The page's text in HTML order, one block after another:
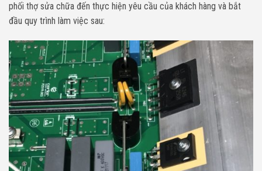
phối thợ sửa chữa đến thực hiện yêu cầu của khách hàng và bắt
đầu quy trình làm việc sau: